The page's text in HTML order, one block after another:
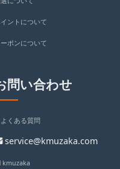
ントについて
ポンについて
問い合わせ
よくある質問
service@kmuzaka.com
kmuzaka